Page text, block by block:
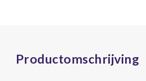
Productomschrijving